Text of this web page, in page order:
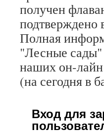
получен
подтверждено
Полная
"Лесные сады"
наших он-лайн
(на сегодня в
Вход для